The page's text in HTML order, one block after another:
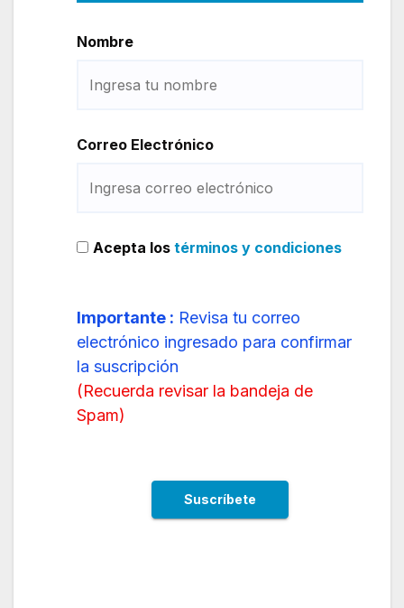
Nombre
Correo Electrónico
Acepta los términos y condiciones
Importante : Revisa tu correo
electrónico ingresado para confirmar
la suscripción
(Recuerda revisar la bandeja de
Spam)